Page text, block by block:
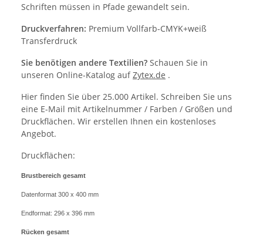
Schriften müssen in Pfade gewandelt sein.
Druckverfahren: Premium Vollfarb-CMYK+weiß
Transferdruck
Sie benötigen andere Textilien? Schauen Sie in
unseren Online-Katalog aufZytex.de .
Hier finden Sie über 25.000 Artikel. Schreiben Sie uns
eine E-Mail mit Artikelnummer / Farben / Größen und
Druckflächen. Wir erstellen Ihnen ein kostenloses
Angebot.
Druckflächen:
Brustbereich gesamt
Datenformat 300 x 400 mm
Endformat: 296 x 396 mm
Rücken gesamt